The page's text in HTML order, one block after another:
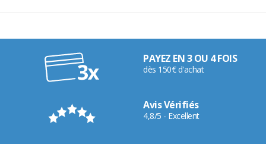
PAYEZ EN 3 OU 4 FOIS
dès 150€ d'achat
Avis Vérifiés
4,8/5 - Excellent